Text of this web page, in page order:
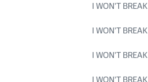
I WON’T BREAK
I WON’T BREAK
I WON’T BREAK